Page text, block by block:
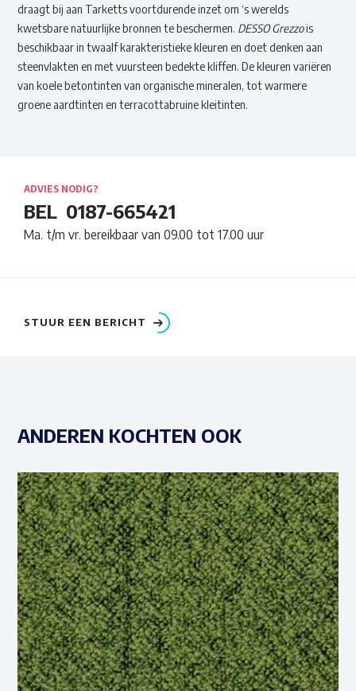
draagt bij aan Tarketts voortdurende inzet om ‘s werelds
kwetsbare natuurlijke bronnen te beschermen. DESSO Grezzois
beschikbaar in twaalf karakteristieke kleuren en doet denken aan
steenvlakten en met vuursteen bedekte kliffen. De kleuren variëren
van koele betontinten van organische mineralen, tot warmere
groene aardtinten en terracottabruine kleitinten.
ADVIES NODIG?
BEL 0187-665421
Ma. t/m vr. bereikbaar van 09.00 tot 17.00 uur
STUUR EEN BERICHT
ANDEREN KOCHTEN OOK